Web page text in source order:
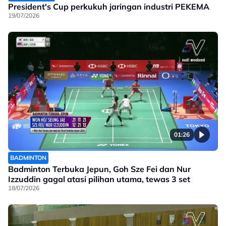
President's Cup perkukuh jaringan industri PEKEMA
19/07/2026
01:26
BADMINTON
Badminton Terbuka Jepun, Goh Sze Fei dan Nur
Izzuddin gagal atasi pilihan utama, tewas 3 set
18/07/2026